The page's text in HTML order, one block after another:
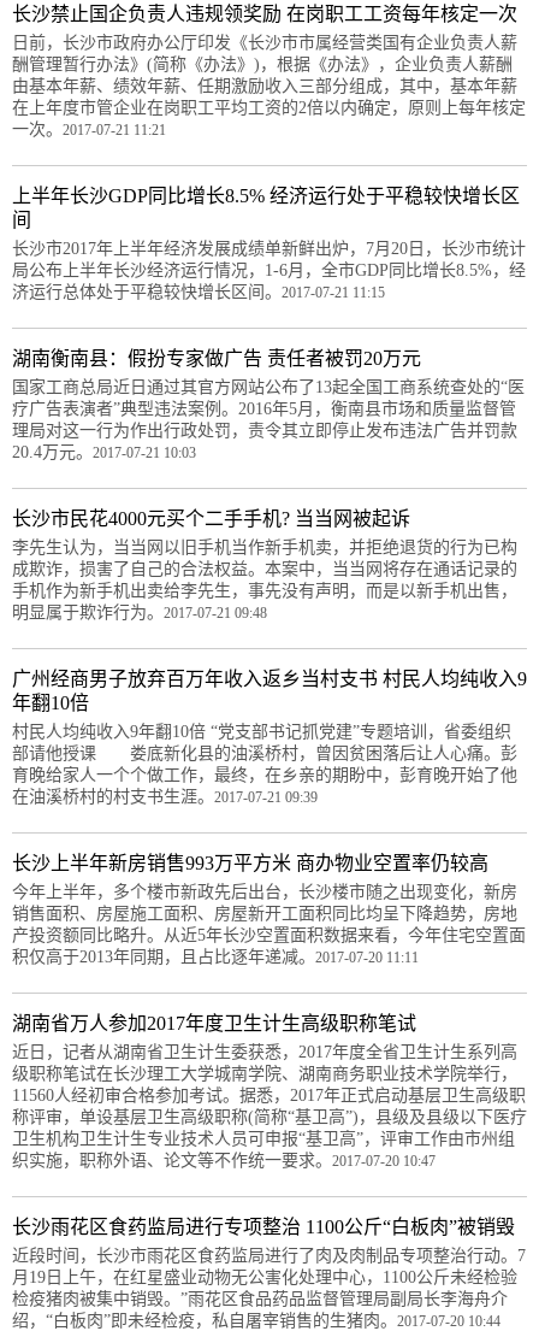
长沙禁止国企负责人违规领奖励 在岗职工工资每年核定一次
日前，长沙市政府办公厅印发《长沙市市属经营类国有企业负责人薪
酬管理暂行办法》(简称《办法》)，根据《办法》，企业负责人薪酬
由基本年薪、绩效年薪、任期激励收入三部分组成，其中，基本年薪
在上年度市管企业在岗职工平均工资的2倍以内确定，原则上每年核定
一次。 2017-07-21 11:21
上半年长沙GDP同比增长8.5% 经济运行处于平稳较快增长区
间
长沙市2017年上半年经济发展成绩单新鲜出炉，7月20日，长沙市统计
局公布上半年长沙经济运行情况，1-6月，全市GDP同比增长8.5%，经
济运行总体处于平稳较快增长区间。 2017-07-21 11:15
湖南衡南县：假扮专家做广告 责任者被罚20万元
国家工商总局近日通过其官方网站公布了13起全国工商系统查处的“医
疗广告表演者”典型违法案例。2016年5月，衡南县市场和质量监督管
理局对这一行为作出行政处罚，责令其立即停止发布违法广告并罚款
20.4万元。 2017-07-21 10:03
长沙市民花4000元买个二手手机? 当当网被起诉
李先生认为，当当网以旧手机当作新手机卖，并拒绝退货的行为已构
成欺诈，损害了自己的合法权益。本案中，当当网将存在通话记录的
手机作为新手机出卖给李先生，事先没有声明，而是以新手机出售，
明显属于欺诈行为。 2017-07-21 09:48
广州经商男子放弃百万年收入返乡当村支书 村民人均纯收入9
年翻10倍
村民人均纯收入9年翻10倍 “党支部书记抓党建”专题培训，省委组织
部请他授课 娄底新化县的油溪桥村，曾因贫困落后让人心痛。彭
育晚给家人一个个做工作，最终，在乡亲的期盼中，彭育晚开始了他
在油溪桥村的村支书生涯。 2017-07-21 09:39
长沙上半年新房销售993万平方米 商办物业空置率仍较高
今年上半年，多个楼市新政先后出台，长沙楼市随之出现变化，新房
销售面积、房屋施工面积、房屋新开工面积同比均呈下降趋势，房地
产投资额同比略升。从近5年长沙空置面积数据来看，今年住宅空置面
积仅高于2013年同期，且占比逐年递减。 2017-07-20 11:11
湖南省万人参加2017年度卫生计生高级职称笔试
近日，记者从湖南省卫生计生委获悉，2017年度全省卫生计生系列高
级职称笔试在长沙理工大学城南学院、湖南商务职业技术学院举行，
11560人经初审合格参加考试。据悉，2017年正式启动基层卫生高级职
称评审，单设基层卫生高级职称(简称“基卫高”)，县级及县级以下医疗
卫生机构卫生计生专业技术人员可申报“基卫高”，评审工作由市州组
织实施，职称外语、论文等不作统一要求。 2017-07-20 10:47
长沙雨花区食药监局进行专项整治 1100公斤“白板肉”被销毁
近段时间，长沙市雨花区食药监局进行了肉及肉制品专项整治行动。7
月19日上午，在红星盛业动物无公害化处理中心，1100公斤未经检验
检疫猪肉被集中销毁。”雨花区食品药品监督管理局副局长李海舟介
绍，“白板肉”即未经检疫，私自屠宰销售的生猪肉。 2017-07-20 10:44